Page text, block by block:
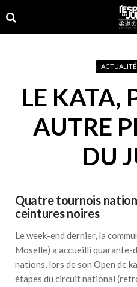
to
navigation
to
content
LE KATA,
AUTRE
DU
Quatre tournois
ceintures noires
Le week-end dernier, la
Moselle) a accueilli quarante-
nations, lors de son Open de
étapes du circuit national